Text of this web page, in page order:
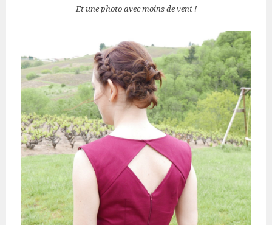
Et une photo avec moins de vent !